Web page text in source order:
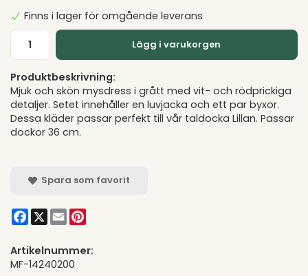
Finns i lager för omgående leverans
Lägg i varukorgen
Produktbeskrivning:
Mjuk och skön mysdress i grått med vit- och rödprickiga
detaljer. Setet innehåller en luvjacka och ett par byxor.
Dessa kläder passar perfekt till vår taldocka Lillan. Passar
dockor 36 cm.
Spara som favorit
Facebook
X Email
Artikelnummer:
MF-14240200